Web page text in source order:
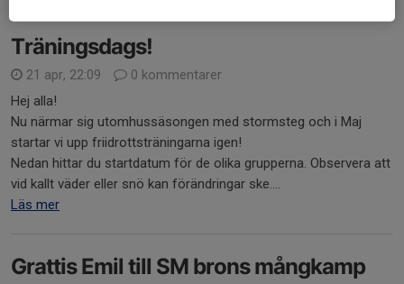
Träningsdags!
21 apr, 22:09
0 kommentarer
Hej alla!
Nu närmar sig utomhussäsongen med stormsteg och i Maj
startar vi upp friidrottsträningarna igen!
Nedan hittar du startdatum för de olika grupperna. Observera att
vid kallt väder eller snö kan förändringar ske....
Läs mer
Grattis Emil till SM brons mångkamp